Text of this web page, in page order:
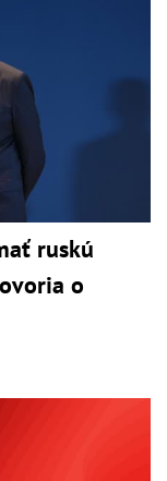
ruskú
o